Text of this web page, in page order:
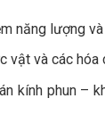
cho cây
và rửa lá cho
Đặc biệt là